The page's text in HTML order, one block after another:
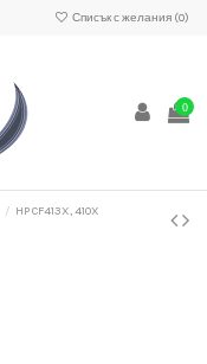
Списък с желания (0)
0
HP CF413X, 410X